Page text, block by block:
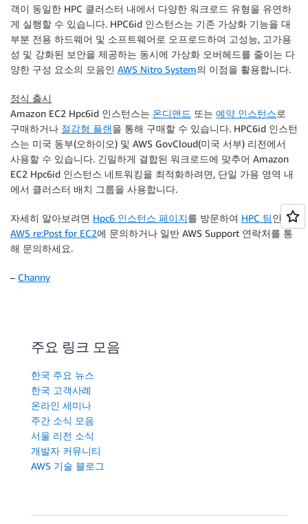
객이 동일한 HPC 클러스터 내에서 다양한 워크로드 유형을 유연하
게 실행할 수 있습니다. HPC6id 인스턴스는 기존 가상화 기능을 대
부분 전용 하드웨어 및 소프트웨어로 오프로드하여 고성능, 고가용
성 및 강화된 보안을 제공하는 동시에 가상화 오버헤드를 줄이는 다
양한 구성 요소의 모음인 AWS Nitro System의 이점을 활용합니다.
정식 출시
Amazon EC2 Hpc6id 인스턴스는 온디맨드 또는 예약 인스턴스로
구매하거나 절감형 플랜을 통해 구매할 수 있습니다. HPC6id 인스턴
스는 미국 동부(오하이오) 및 AWS GovCloud(미국 서부) 리전에서
사용할 수 있습니다. 긴밀하게 결합된 워크로드에 맞추어 Amazon
EC2 Hpc6id 인스턴스 네트워킹을 최적화하려면, 단일 가용 영역 내
에서 클러스터 배치 그룹을 사용합니다.
자세히 알아보려면 Hpc6 인스턴스 페이지를 방문하여 HPC 팀인
AWS re:Post for EC2에 문의하거나 일반 AWS Support 연락처를 통
해 문의하세요.
– Channy
주요 링크 모음
한국 주요 뉴스
한국 고객사례
온라인 세미나
주간 소식 모음
서울 리전 소식
개발자 커뮤니티
AWS 기술 블로그